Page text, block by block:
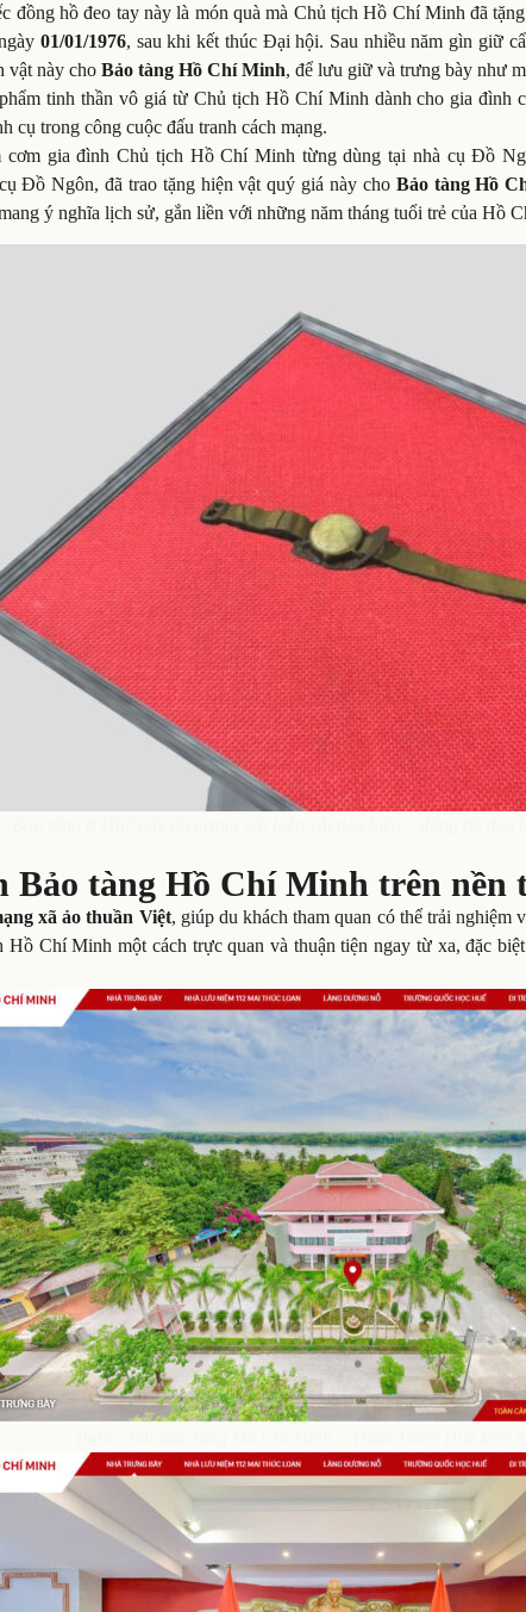
đồng hồ đeo tay này là món quà mà Chủ tịch Hồ Chí Minh đã
01/01/1976, sau khi kết thúc Đại hội. Sau nhiều năm gìn giữ
vật này choBảo tàng Hồ Chí Minh, để lưu giữ và trưng bày như
tinh thần vô giá từ Chủ tịch Hồ Chí Minh dành cho gia đình
cụ trong công cuộc đấu tranh cách mạng.
cơm gia đình Chủ tịch Hồ Chí Minh từng dùng tại nhà cụ Đồ
Đồ Ngôn, đã trao tặng hiện vật quý giá này cho Bảo tàng Hồ
ý nghĩa lịch sử, gắn liền với những năm tháng tuổi trẻ của Hồ
Bảo tàng Hồ Chí Minh trên nền
xã ảo thuần Việt, giúp du khách tham quan có thể trải nghiệm
Hồ Chí Minh một cách trực quan và thuận tiện ngay từ xa, đặc